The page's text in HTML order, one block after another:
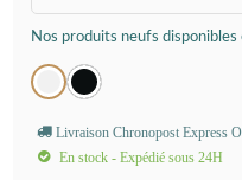
Nos produits neufs disponibles
Livraison Chronopost Express
En stock - Expédié sous 24H